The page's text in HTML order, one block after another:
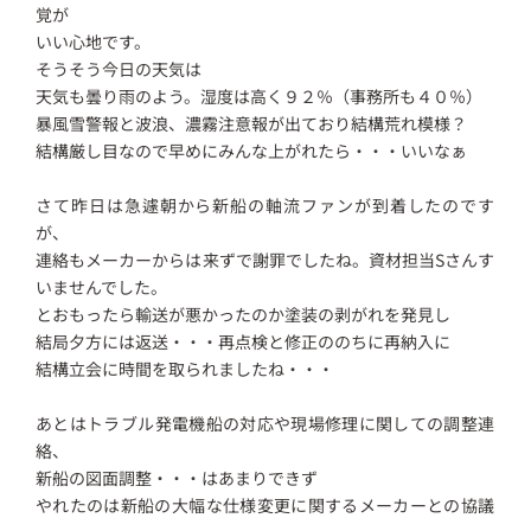
覚が
いい心地です。
そうそう今日の天気は
天気も曇り雨のよう。湿度は高く９２％（事務所も４０％）
暴風雪警報と波浪、濃霧注意報が出ており結構荒れ模様？
結構厳し目なので早めにみんな上がれたら・・・いいなぁ
さて昨日は急遽朝から新船の軸流ファンが到着したのです
が、
連絡もメーカーからは来ずで謝罪でしたね。資材担当Sさんす
いませんでした。
とおもったら輸送が悪かったのか塗装の剥がれを発見し
結局夕方には返送・・・再点検と修正ののちに再納入に
結構立会に時間を取られましたね・・・
あとはトラブル発電機船の対応や現場修理に関しての調整連
絡、
新船の図面調整・・・はあまりできず
やれたのは新船の大幅な仕様変更に関するメーカーとの協議